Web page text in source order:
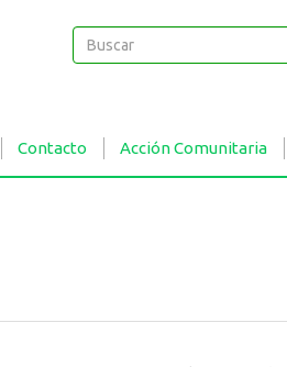
Buscar
Buscar
Contacto Acción Comunitaria